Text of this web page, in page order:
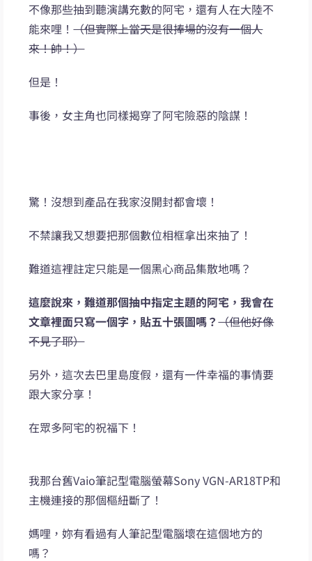
不像那些抽到聽演講充數的阿宅，還有人在大陸不
能來哩！（但實際上當天是很捧場的沒有一個人
來！帥！）
但是！
事後，女主角也同樣揭穿了阿宅險惡的陰謀！
驚！沒想到產品在我家沒開封都會壞！
不禁讓我又想要把那個數位相框拿出來抽了！
難道這裡註定只能是一個黑心商品集散地嗎？
這麼說來，難道那個抽中指定主題的阿宅，我會在
文章裡面只寫一個字，貼五十張圖嗎？（但他好像
不見了耶）
另外，這次去巴里島度假，還有一件幸福的事情要
跟大家分享！
在眾多阿宅的祝福下！
我那台舊Vaio筆記型電腦螢幕Sony VGN-AR18TP和
主機連接的那個樞紐斷了！
媽哩，妳有看過有人筆記型電腦壞在這個地方的
嗎？